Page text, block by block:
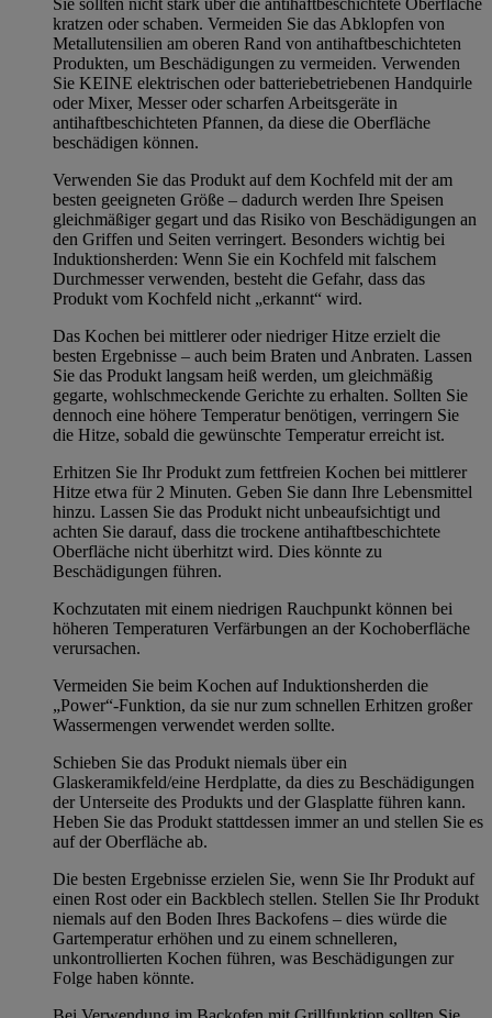
kratzen oder schaben. Vermeiden Sie das Abklopfen von
Metallutensilien am oberen Rand von antihaftbeschichteten
Produkten, um Beschädigungen zu vermeiden. Verwenden
Sie KEINE elektrischen oder batteriebetriebenen Handquirle
oder Mixer, Messer oder scharfen Arbeitsgeräte in
antihaftbeschichteten Pfannen, da diese die Oberfläche
beschädigen können.
Verwenden Sie das Produkt auf dem Kochfeld mit der am
besten geeigneten Größe – dadurch werden Ihre Speisen
gleichmäßiger gegart und das Risiko von Beschädigungen an
den Griffen und Seiten verringert. Besonders wichtig bei
Induktionsherden: Wenn Sie ein Kochfeld mit falschem
Durchmesser verwenden, besteht die Gefahr, dass das
Produkt vom Kochfeld nicht „erkannt“ wird.
Das Kochen bei mittlerer oder niedriger Hitze erzielt die
besten Ergebnisse – auch beim Braten und Anbraten. Lassen
Sie das Produkt langsam heiß werden, um gleichmäßig
gegarte, wohlschmeckende Gerichte zu erhalten. Sollten Sie
dennoch eine höhere Temperatur benötigen, verringern Sie
die Hitze, sobald die gewünschte Temperatur erreicht ist.
Erhitzen Sie Ihr Produkt zum fettfreien Kochen bei mittlerer
Hitze etwa für 2 Minuten. Geben Sie dann Ihre Lebensmittel
hinzu. Lassen Sie das Produkt nicht unbeaufsichtigt und
achten Sie darauf, dass die trockene antihaftbeschichtete
Oberfläche nicht überhitzt wird. Dies könnte zu
Beschädigungen führen.
Kochzutaten mit einem niedrigen Rauchpunkt können bei
höheren Temperaturen Verfärbungen an der Kochoberfläche
verursachen.
Vermeiden Sie beim Kochen auf Induktionsherden die
„Power“-Funktion, da sie nur zum schnellen Erhitzen großer
Wassermengen verwendet werden sollte.
Schieben Sie das Produkt niemals über ein
Glaskeramikfeld/eine Herdplatte, da dies zu Beschädigungen
der Unterseite des Produkts und der Glasplatte führen kann.
Heben Sie das Produkt stattdessen immer an und stellen Sie es
auf der Oberfläche ab.
Die besten Ergebnisse erzielen Sie, wenn Sie Ihr Produkt auf
einen Rost oder ein Backblech stellen. Stellen Sie Ihr Produkt
niemals auf den Boden Ihres Backofens – dies würde die
Gartemperatur erhöhen und zu einem schnelleren,
unkontrollierten Kochen führen, was Beschädigungen zur
Folge haben könnte.